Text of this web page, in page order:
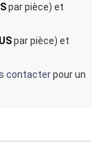
par pièce) et
par pièce) et
contacterpour un